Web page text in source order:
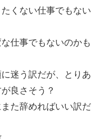
くない仕事でもない
仕事でもないのかも
迷う訳だが、とりあ
良さそう？
た辞めればいい訳だ